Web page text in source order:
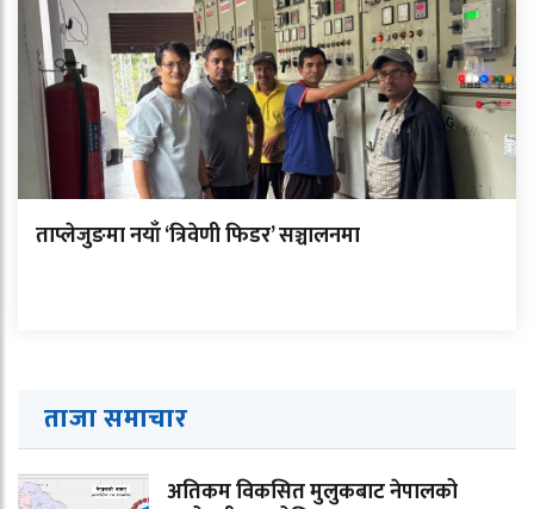
ताप्लेजुङमा नयाँ ‘त्रिवेणी फिडर’ सञ्चालनमा
ताजा समाचार
अतिकम विकसित मुलुकबाट नेपालको